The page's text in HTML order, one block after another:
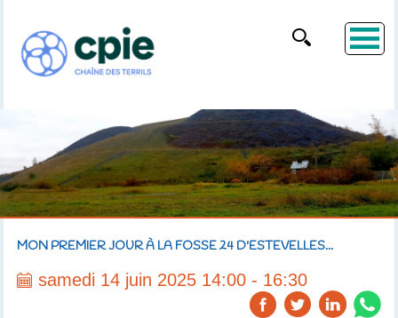
MON PREMIER JOUR À LA FOSSE 24 D'ESTEVELLES...
samedi 14 juin 2025 14:00 - 16:30